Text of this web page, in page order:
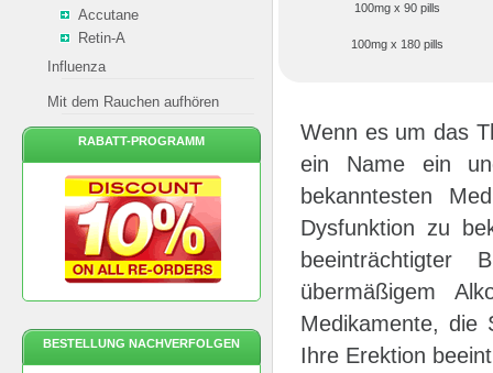
100mg x 90 pills
100mg x 180 pills
Wenn es um das
ein Name ein
bekanntesten
Dysfunktion zu
beeinträchtigter
übermäßigem
Medikamente, die
Ihre Erektion
Accutane
Retin-A
Influenza
Mit dem Rauchen aufhören
RABATT-PROGRAMM
BESTELLUNG NACHVERFOLGEN